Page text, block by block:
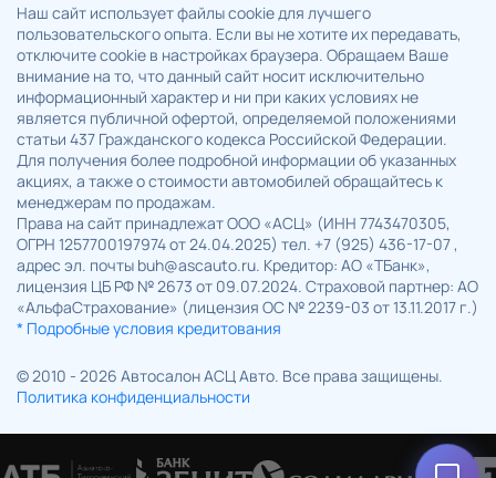
Наш сайт использует файлы cookie для лучшего
пользовательского опыта. Если вы не хотите их передавать,
отключите cookie в настройках браузера. Обращаем Ваше
внимание на то, что данный сайт носит исключительно
информационный характер и ни при каких условиях не
является публичной офертой, определяемой положениями
статьи 437 Гражданского кодекса Российской Федерации.
Для получения более подробной информации об указанных
акциях, а также о стоимости автомобилей обращайтесь к
менеджерам по продажам.
Права на сайт принадлежат ООО «АСЦ» (ИНН 7743470305,
ОГРН 1257700197974 от 24.04.2025) тел. +7 (925) 436-17-07 ,
адрес эл. почты buh@ascauto.ru. Кредитор: АО «ТБанк»,
лицензия ЦБ РФ № 2673 от 09.07.2024. Страховой партнер: АО
«АльфаСтрахование» (лицензия ОС № 2239-03 от 13.11.2017 г.)
* Подробные условия кредитования
© 2010 - 2026 Автосалон АСЦ Авто. Все права защищены.
Политика конфиденциальности